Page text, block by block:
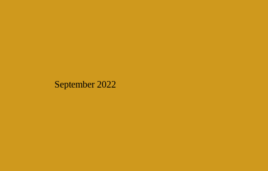
September 2022